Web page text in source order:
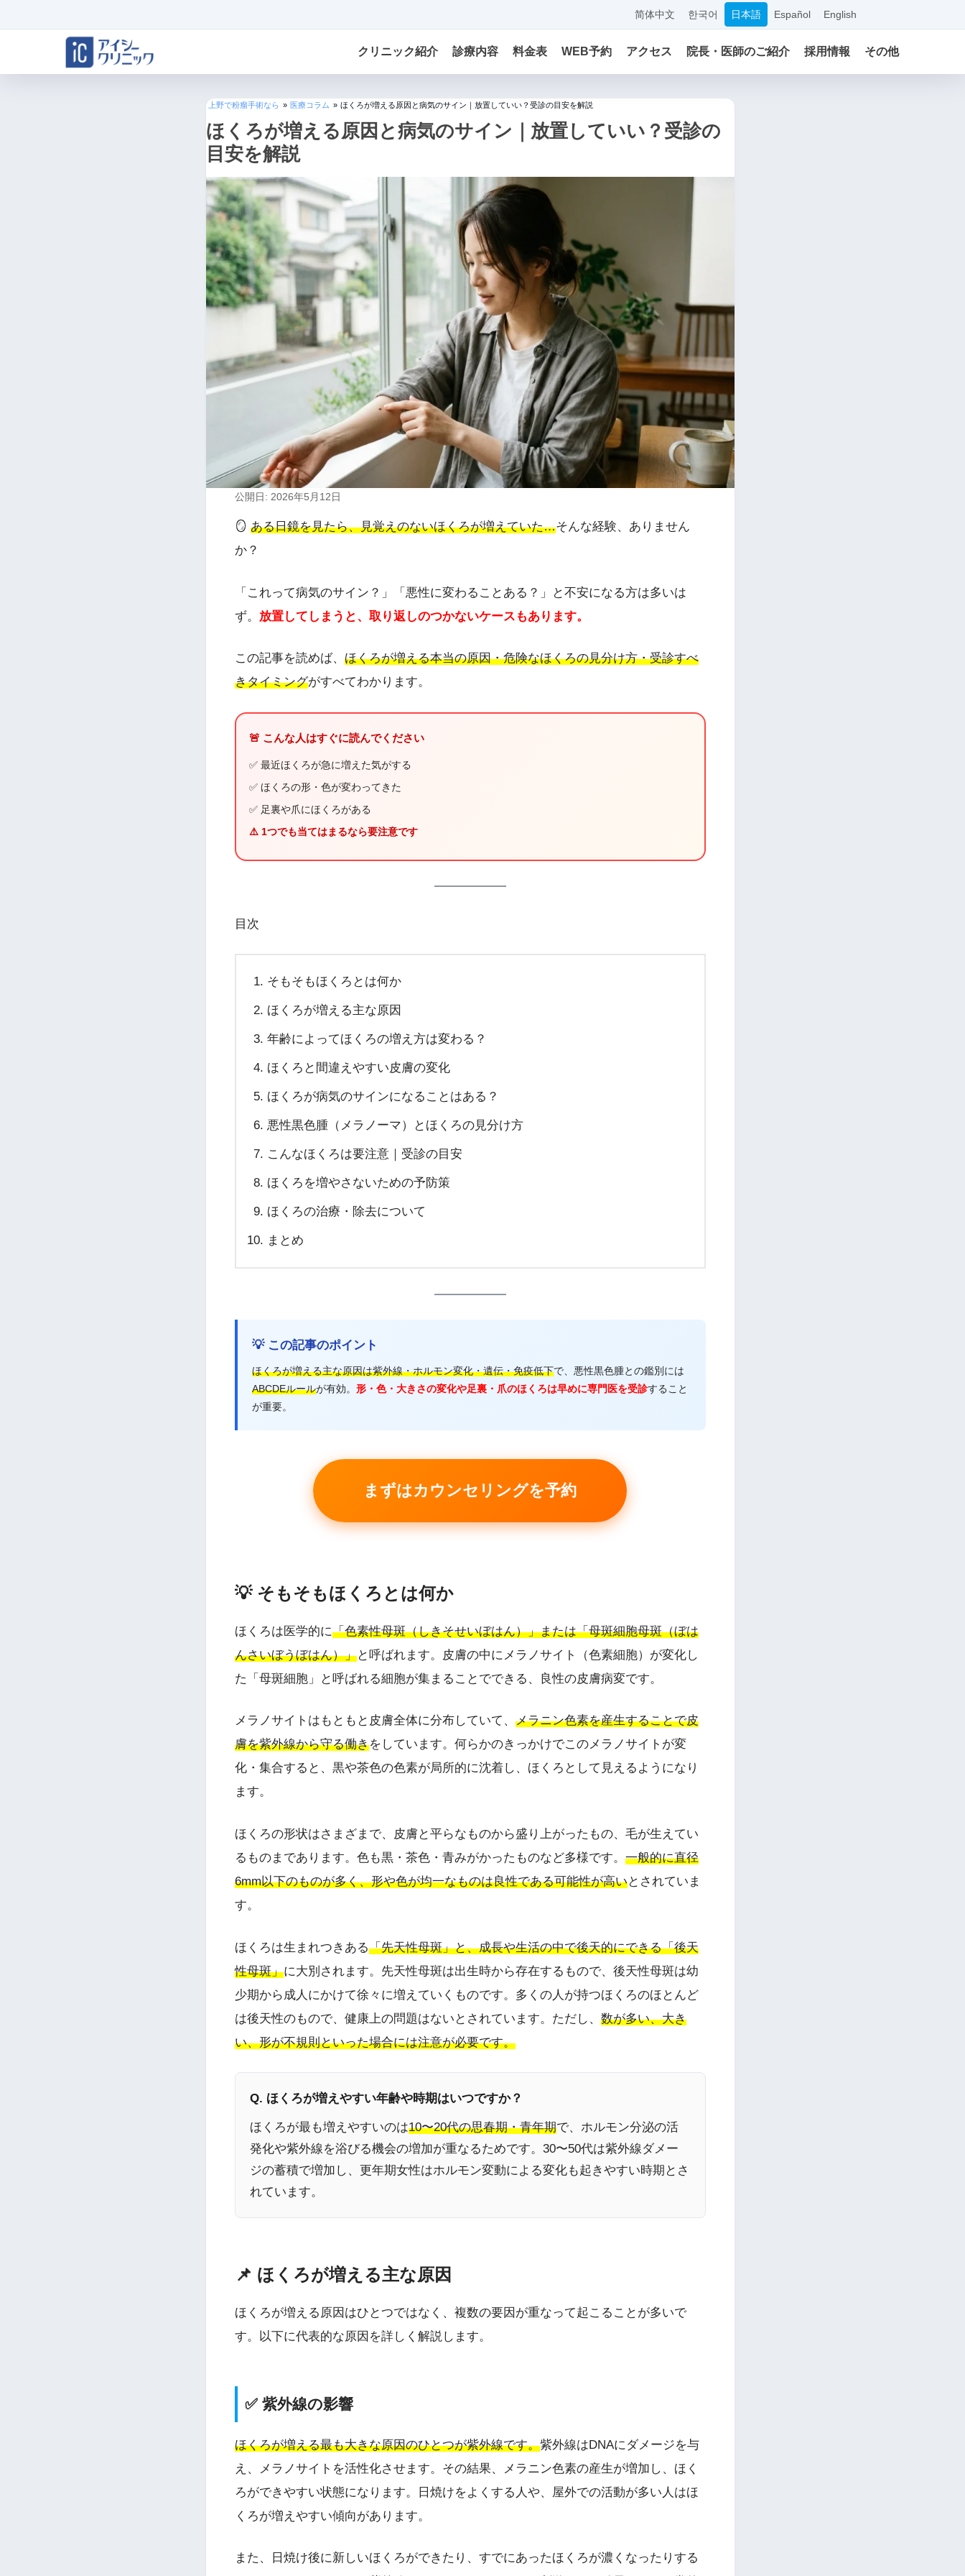
简体中文 한국어 日本語 Español English
クリニック紹介 診療内容 料金表 WEB予約 アクセス 院長・医師のご紹介 採用情報 その他
上野で粉瘤手術なら » 医療コラム » ほくろが増える原因と病気のサイン｜放置していい？受診の目安を解説
ほくろが増える原因と病気のサイン｜放置していい？受診の
目安を解説
公開日: 2026年5月12日
🪞 ある日鏡を見たら、見覚えのないほくろが増えていた…そんな経験、ありません
か？
「これって病気のサイン？」「悪性に変わることある？」と不安になる方は多いは
ず。 放置してしまうと、取り返しのつかないケースもあります。
この記事を読めば、 ほくろが増える本当の原因・危険なほくろの見分け方・受診すべ
きタイミングがすべてわかります。
🚨 こんな人はすぐに読んでください
✅ 最近ほくろが急に増えた気がする
✅ ほくろの形・色が変わってきた
✅ 足裏や爪にほくろがある
⚠️ 1つでも当てはまるなら要注意です
目次
そもそもほくろとは何か
ほくろが増える主な原因
年齢によってほくろの増え方は変わる？
ほくろと間違えやすい皮膚の変化
ほくろが病気のサインになることはある？
悪性黒色腫（メラノーマ）とほくろの見分け方
こんなほくろは要注意｜受診の目安
ほくろを増やさないための予防策
ほくろの治療・除去について
まとめ
💡 この記事のポイント
ほくろが増える主な原因は紫外線・ホルモン変化・遺伝・免疫低下で、悪性黒色腫との鑑別には
ABCDEルールが有効。 形・色・大きさの変化や足裏・爪のほくろは早めに専門医を受診すること
が重要。
まずはカウンセリングを予約
💡 そもそもほくろとは何か
ほくろは医学的に「色素性母斑（しきそせいぼはん）」または「母斑細胞母斑（ぼは
んさいぼうぼはん）」と呼ばれます。皮膚の中にメラノサイト（色素細胞）が変化し
た「母斑細胞」と呼ばれる細胞が集まることでできる、良性の皮膚病変です。
メラノサイトはもともと皮膚全体に分布していて、 メラニン色素を産生することで皮
膚を紫外線から守る働きをしています。何らかのきっかけでこのメラノサイトが変
化・集合すると、黒や茶色の色素が局所的に沈着し、ほくろとして見えるようになり
ます。
ほくろの形状はさまざまで、皮膚と平らなものから盛り上がったもの、毛が生えてい
るものまであります。色も黒・茶色・青みがかったものなど多様です。 一般的に直径
6mm以下のものが多く、形や色が均一なものは良性である可能性が高いとされていま
す。
ほくろは生まれつきある「先天性母斑」と、成長や生活の中で後天的にできる「後天
性母斑」に大別されます。先天性母斑は出生時から存在するもので、後天性母斑は幼
少期から成人にかけて徐々に増えていくものです。多くの人が持つほくろのほとんど
は後天性のもので、健康上の問題はないとされています。ただし、 数が多い、大き
い、形が不規則といった場合には注意が必要です。
Q. ほくろが増えやすい年齢や時期はいつですか？
ほくろが最も増えやすいのは10〜20代の思春期・青年期で、ホルモン分泌の活
発化や紫外線を浴びる機会の増加が重なるためです。30〜50代は紫外線ダメー
ジの蓄積で増加し、更年期女性はホルモン変動による変化も起きやすい時期とさ
れています。
📌 ほくろが増える主な原因
ほくろが増える原因はひとつではなく、複数の要因が重なって起こることが多いで
す。以下に代表的な原因を詳しく解説します。
✅ 紫外線の影響
ほくろが増える最も大きな原因のひとつが紫外線です。紫外線はDNAにダメージを与
え、メラノサイトを活性化させます。その結果、メラニン色素の産生が増加し、ほく
ろができやすい状態になります。日焼けをよくする人や、屋外での活動が多い人はほ
くろが増えやすい傾向があります。
また、日焼け後に新しいほくろができたり、すでにあったほくろが濃くなったりする